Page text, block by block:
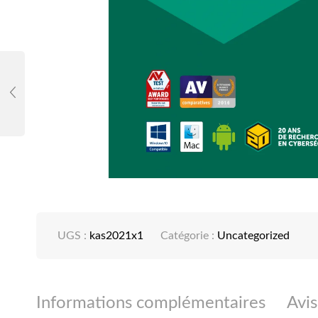
UGS : kas2021x1 Catégorie : Uncategorized
Informations complémentaires